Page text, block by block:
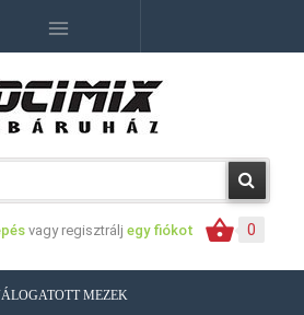
0
vagy regisztrálj egy fiókot
MEZEK